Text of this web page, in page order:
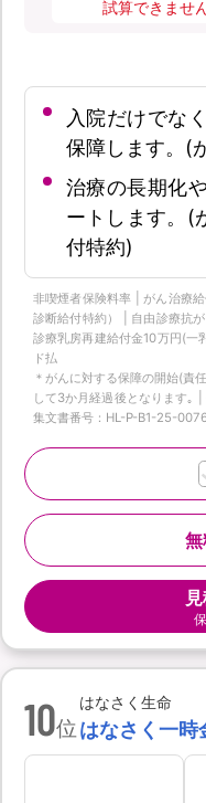
試算できませ
入院だけでな
保障します。(
治療の長期化
ートします。(
付特約)
非喫煙者保険料率 | がん治療
診断給付特約） | 自由診療抗
診療乳房再建給付金10万円(一
ド払
＊がんに対する保障の開始(責
して3か月経過後となります｡
集文書番号：HL-P-B1-25-
10位
はなさく生命
はなさく一時